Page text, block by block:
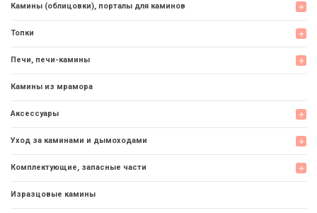
Камины (облицовки), порталы для каминов add
Топки add
Печи, печи-камины add
Камины из мрамора
Аксессуары add
Уход за каминами и дымоходами add
Комплектующие, запасные части add
Изразцовые камины